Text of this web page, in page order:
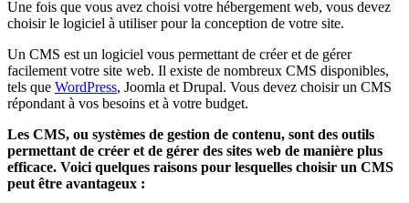
Une fois que vous avez choisi votre hébergement web, vous devez
choisir le logiciel à utiliser pour la conception de votre site.
Un CMS est un logiciel vous permettant de créer et de gérer
facilement votre site web. Il existe de nombreux CMS disponibles,
tels que WordPress, Joomla et Drupal. Vous devez choisir un CMS
répondant à vos besoins et à votre budget.
Les CMS, ou systèmes de gestion de contenu, sont des outils
permettant de créer et de gérer des sites web de manière plus
efficace. Voici quelques raisons pour lesquelles choisir un CMS
peut être avantageux :